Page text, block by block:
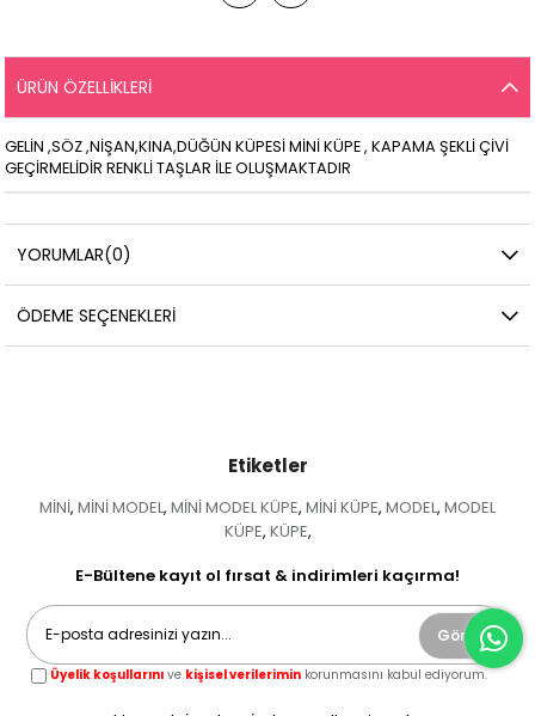
ÜRÜN ÖZELLIKLERI
GELİN ,SÖZ ,NİŞAN,KINA,DÜĞÜN KÜPESİ MİNİ KÜPE , KAPAMA ŞEKLİ ÇİVİ
GEÇİRMELİDİR RENKLİ TAŞLAR İLE OLUŞMAKTADIR
YORUMLAR(0)
ÖDEME SEÇENEKLERI
Etiketler
MİNİ, MİNİ MODEL, MİNİ MODEL KÜPE, MİNİ KÜPE, MODEL, MODEL
KÜPE, KÜPE,
E-Bültene kayıt ol fırsat & indirimleri kaçırma!
Gönder
Üyelik koşullarını ve kişisel verilerimin korunmasını kabul ediyorum.